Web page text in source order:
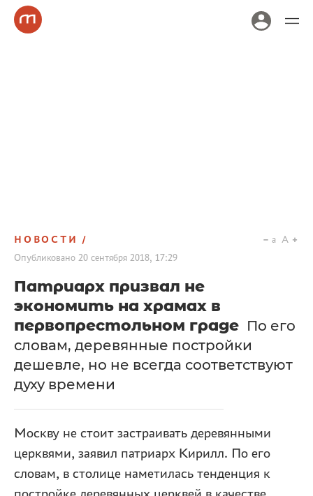
НОВОСТИ
Опубликовано 20 сентября 2018, 17:29
a A
Патриарх призвал не
экономить на храмах в
первопрестольном граде По его
словам, деревянные постройки
дешевле, но не всегда соответствуют
духу времени
Москву не стоит застраивать деревянными
церквями, заявил патриарх Кирилл. По его
словам, в столице наметилась тенденция к